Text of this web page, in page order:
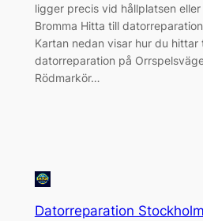
ligger precis vid hållplatsen
Bromma Hitta till
Kartan nedan visar hur du hittar
datorreparation på
Rödmarkör…
Datorreparation